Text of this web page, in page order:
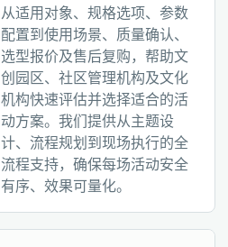
从适用对象、规格选项、参数
配置到使用场景、质量确认、
选型报价及售后复购，帮助文
创园区、社区管理机构及文化
机构快速评估并选择适合的活
动方案。我们提供从主题设
计、流程规划到现场执行的全
流程支持，确保每场活动安全
有序、效果可量化。